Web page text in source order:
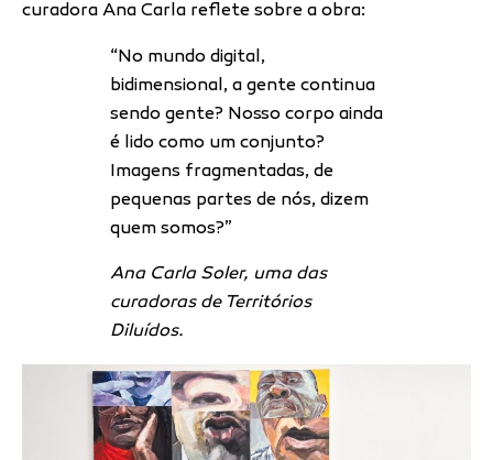
curadora Ana Carla reflete sobre a obra:
“No mundo digital,
bidimensional, a gente continua
sendo gente? Nosso corpo ainda
é lido como um conjunto?
Imagens fragmentadas, de
pequenas partes de nós, dizem
quem somos?”
Ana Carla Soler, uma das
curadoras de Territórios
Diluídos.